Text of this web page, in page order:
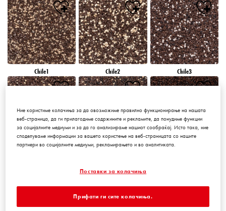
Chile1 Chile2 Chile3
Ние користиме колачиња за да овозможиме правилно функционирање на нашата
веб-страница, да ги прилагодиме содржините и рекламите, да понудиме функции
за социјалните медиуми и за да го анализираме нашиот сообраќај. Исто така, ние
споделуваме информации за вашето користење на веб-страницата со нашите
партнери во социјалните медиуми, рекламирањето и во аналитиката.
Поставки за колачиња
Прифати ги сите колачиња.